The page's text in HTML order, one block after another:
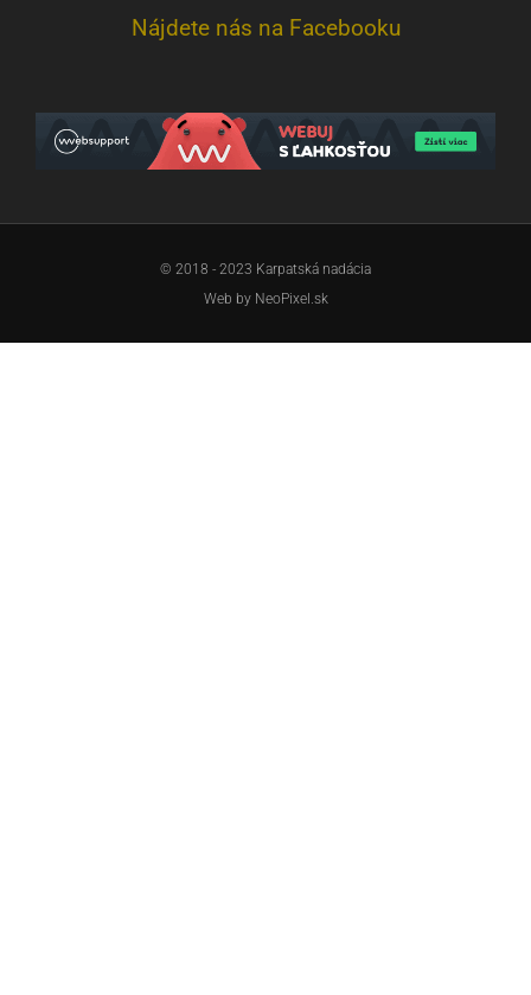
Nájdete nás na Facebooku
© 2018 - 2023 Karpatská nadácia
Web by NeoPixel.sk